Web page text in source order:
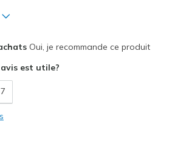
Oui, je recommande ce produit
est utile?
7